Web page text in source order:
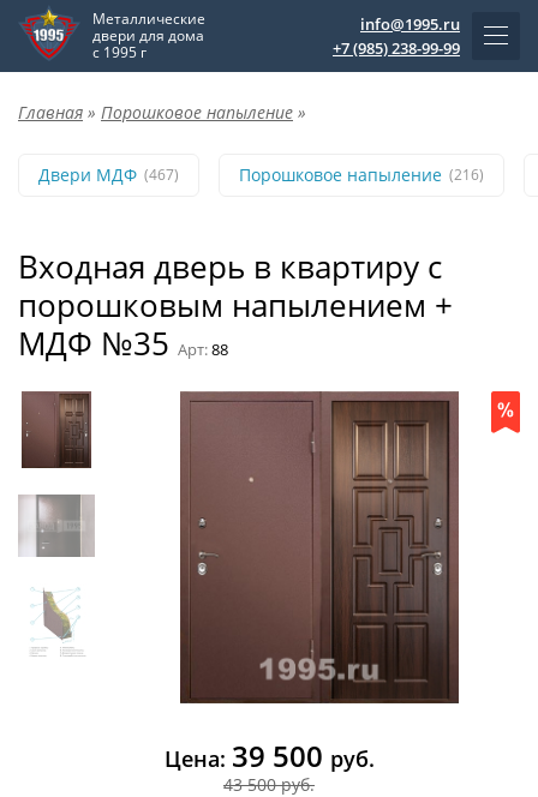
Металлические
двери для дома
с 1995 г
info@1995.ru
+7 (985) 238-99-99
Главная » Порошковое напыление »
Двери МДФ (467) Порошковое напыление (216)
Входная дверь в квартиру с
порошковым напылением +
МДФ №35 Арт:88
Цена: 39 500 руб.
43 500 руб.